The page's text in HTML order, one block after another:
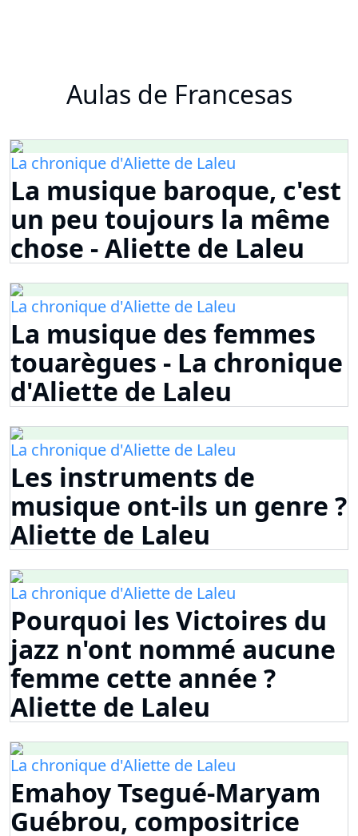
Aulas de Francesas
La chronique d'Aliette de Laleu
La musique baroque, c'est
un peu toujours la même
chose - Aliette de Laleu
La chronique d'Aliette de Laleu
La musique des femmes
touarègues - La chronique
d'Aliette de Laleu
La chronique d'Aliette de Laleu
Les instruments de
musique ont-ils un genre ?
Aliette de Laleu
La chronique d'Aliette de Laleu
Pourquoi les Victoires du
jazz n'ont nommé aucune
femme cette année ?
Aliette de Laleu
La chronique d'Aliette de Laleu
Emahoy Tsegué-Maryam
Guébrou, compositrice